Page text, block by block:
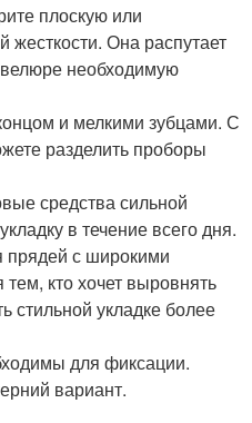
плоскую или
жесткости. Она распутает
необходимую
и мелкими зубцами. С
разделить проборы
средства сильной
в течение всего дня.
с широкими
кто хочет выровнять
стильной укладке более
для фиксации.
вариант.